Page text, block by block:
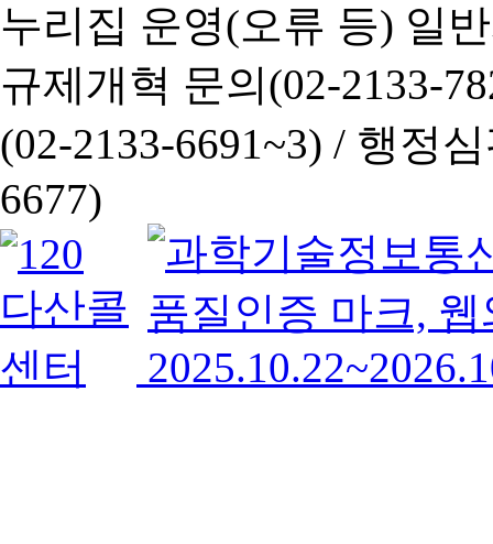
누리집 운영(오류 등) 일
규제개혁 문의(02-2133-
(02-2133-6691~3) / 행정심
6677)